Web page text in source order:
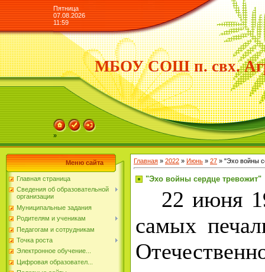
Пятница
07.08.2026
11:59
МБОУ СОШ п. свх.
»
Меню сайта
Главная страница
Сведения об образовательной
организации
Муниципальные задания
Родителям и ученикам
Педагогам и сотрудникам
Точка роста
Электронное обучение...
Цифровая образовател...
Главная » 2022 » Июнь » 27 » "Эхо войны
"Эхо войны сердце тревожит"
22 июня
самых